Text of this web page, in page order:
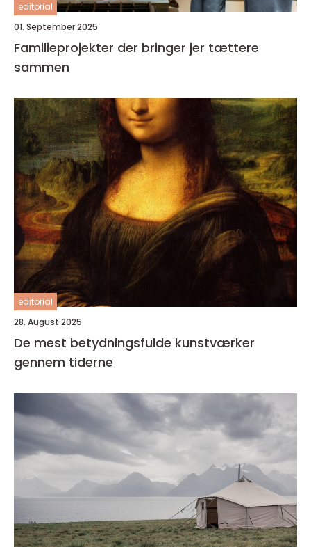
editorial
01. September 2025
Familieprojekter der bringer jer tættere
sammen
editorial
28. August 2025
De mest betydningsfulde kunstværker
gennem tiderne